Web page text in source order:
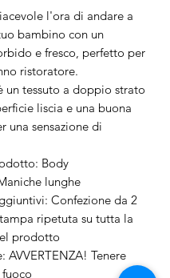
l'ora di andare a
bambino con un
e fresco, perfetto per
ristoratore.
un tessuto a doppio strato
liscia e una buona
una sensazione di
Body
lunghe
Confezione da 2
ripetuta su tutta la
prodotto
AVVERTENZA! Tenere